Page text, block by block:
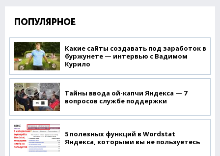
ПОПУЛЯРНОЕ
Какие сайты создавать под заработок в
буржунете — интервью с Вадимом
Курило
Тайны ввода ой-капчи Яндекса — 7
вопросов службе поддержки
5 полезных функций в Wordstat
Яндекса, которыми вы не пользуетесь